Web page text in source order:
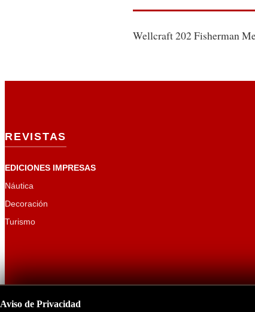
Wellcraft 202 Fisherman
REVISTAS
EDICIONES IMPRESAS
Náutica
Decoración
Turismo
Aviso de Privacidad